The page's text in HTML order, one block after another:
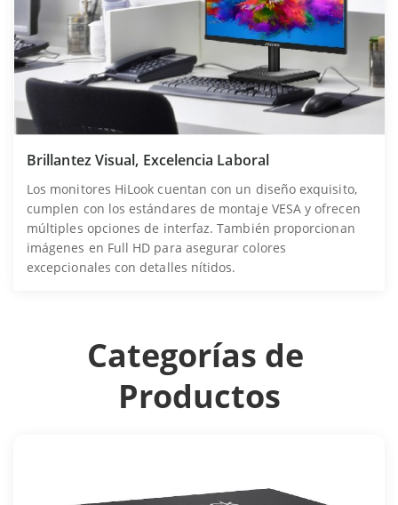
Brillantez Visual, Excelencia Laboral
Los monitores HiLook cuentan con un diseño exquisito,
cumplen con los estándares de montaje VESA y ofrecen
múltiples opciones de interfaz. También proporcionan
imágenes en Full HD para asegurar colores
excepcionales con detalles nítidos.
Categorías de
Productos